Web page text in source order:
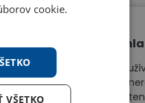
- 3
na jednu
tri
cookie.
VŠETKO